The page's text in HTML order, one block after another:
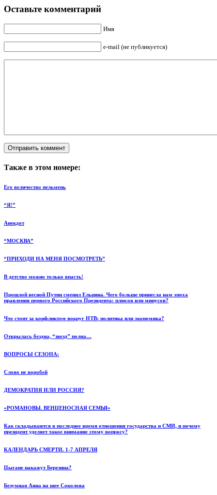
Оставьте комментарий
Имя
e-mail (не публикуется)
Также в этом номере:
Его величество пельмень
“Я!”
Анекдот
“МОСКВА”
“ПРИХОДИ НА МЕНЯ ПОСМОТРЕТЬ”
В детство можно только впасть!
Прошлой весной Путин сменил Ельцина. Чего больше принесла нам эпоха
правления первого Российского Президента: плюсов или минусов?
Что стоит за конфликтом вокруг НТВ: политика или экономика?
Открылась бездна, “звезд” полна…
ВОПРОСЫ СЕЗОНА:
Слово не воробей
ДЕМОКРАТИЯ ИЛИ РОССИЯ?
«РОМАНОВЫ. ВЕНЦЕНОСНАЯ СЕМЬЯ»
Как складываются в последнее время отношения государства и СМИ, и почему
президент уделяет такое внимание этому вопросу?
КАЛЕНДАРЬ СМЕРТИ. 1-7 АПРЕЛЯ
Цыгане накажут Березина?
Безумная Анна на шее Соколова